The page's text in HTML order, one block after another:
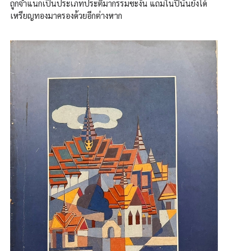
ถูกจำแนกเป็นประเภทประติมากรรมซะงั้น แถมในปีนั้นยังได้
เหรียญทองมาครองด้วยอีกต่างหาก